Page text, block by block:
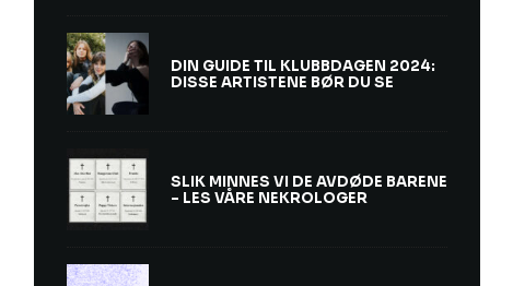
DIN GUIDE TIL KLUBBDAGEN 2024:
DISSE ARTISTENE BØR DU SE
SLIK MINNES VI DE AVDØDE BARENE
– LES VÅRE NEKROLOGER